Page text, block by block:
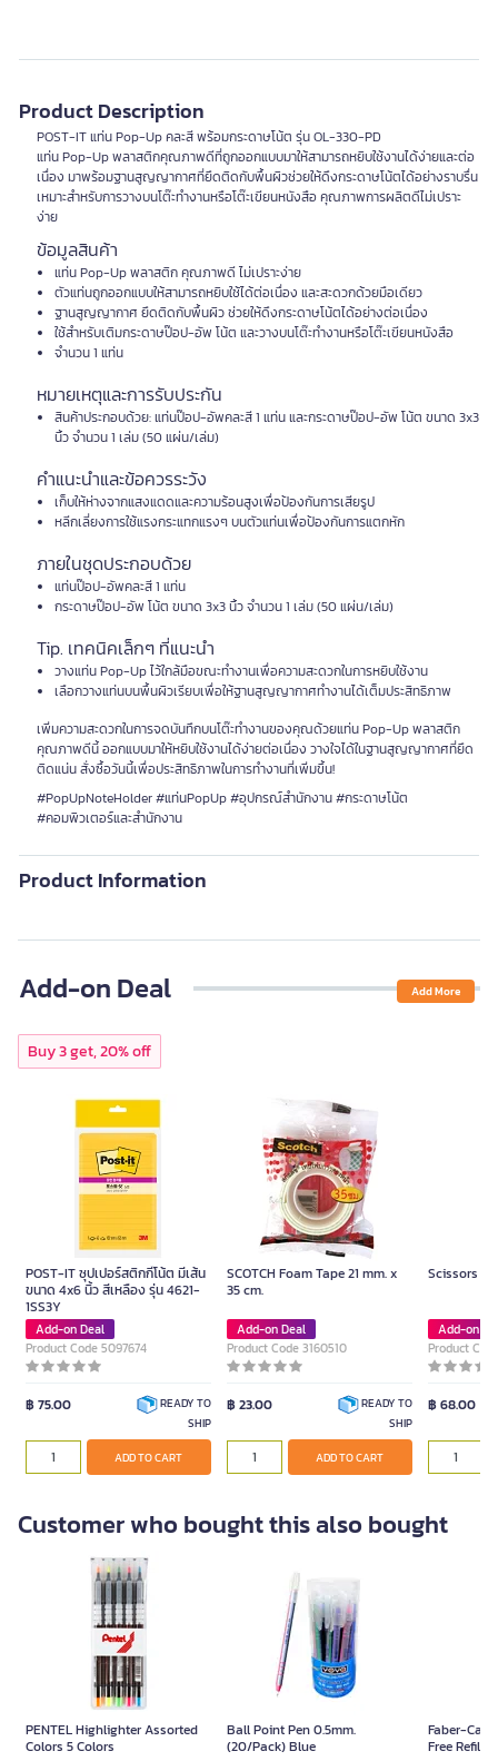
Product Description
POST-IT แท่น Pop-Up คละสี พร้อมกระดาษโน้ต รุ่น OL-330-PD
แท่น Pop-Up พลาสติกคุณภาพดีที่ถูกออกแบบมาให้สามารถหยิบใช้งานได้ง่ายและต่อ
เนื่อง มาพร้อมฐานสูญญากาศที่ยึดติดกับพื้นผิวช่วยให้ดึงกระดาษโน้ตได้อย่างราบรื่น
เหมาะสำหรับการวางบนโต๊ะทำงานหรือโต๊ะเขียนหนังสือ คุณภาพการผลิตดีไม่เปราะ
ง่าย
ข้อมูลสินค้า
แท่น Pop-Up พลาสติก คุณภาพดี ไม่เปราะง่าย
ตัวแท่นถูกออกแบบให้สามารถหยิบใช้ได้ต่อเนื่อง และสะดวกด้วยมือเดียว
ฐานสูญญากาศ ยึดติดกับพื้นผิว ช่วยให้ดึงกระดาษโน้ตได้อย่างต่อเนื่อง
ใช้สำหรับเติมกระดาษป๊อป-อัพ โน้ต และวางบนโต๊ะทำงานหรือโต๊ะเขียนหนังสือ
จำนวน 1 แท่น
หมายเหตุและการรับประกัน
สินค้าประกอบด้วย: แท่นป๊อป-อัพคละสี 1 แท่น และกระดาษป๊อป-อัพ โน้ต ขนาด 3x3
นิ้ว จำนวน 1 เล่ม (50 แผ่น/เล่ม)
คำแนะนำและข้อควรระวัง
เก็บให้ห่างจากแสงแดดและความร้อนสูงเพื่อป้องกันการเสียรูป
หลีกเลี่ยงการใช้แรงกระแทกแรงๆ บนตัวแท่นเพื่อป้องกันการแตกหัก
ภายในชุดประกอบด้วย
แท่นป๊อป-อัพคละสี 1 แท่น
กระดาษป๊อป-อัพ โน้ต ขนาด 3x3 นิ้ว จำนวน 1 เล่ม (50 แผ่น/เล่ม)
Tip. เทคนิคเล็กๆ ที่แนะนำ
วางแท่น Pop-Up ไว้ใกล้มือขณะทำงานเพื่อความสะดวกในการหยิบใช้งาน
เลือกวางแท่นบนพื้นผิวเรียบเพื่อให้ฐานสูญญากาศทำงานได้เต็มประสิทธิภาพ
เพิ่มความสะดวกในการจดบันทึกบนโต๊ะทำงานของคุณด้วยแท่น Pop-Up พลาสติก
คุณภาพดีนี้ ออกแบบมาให้หยิบใช้งานได้ง่ายต่อเนื่อง วางใจได้ในฐานสูญญากาศที่ยึด
ติดแน่น สั่งซื้อวันนี้เพื่อประสิทธิภาพในการทำงานที่เพิ่มขึ้น!
#PopUpNoteHolder #แท่นPopUp #อุปกรณ์สำนักงาน #กระดาษโน้ต
#คอมพิวเตอร์และสำนักงาน
Product Information
Add-on Deal Add More
Buy 3 get, 20% off
POST-IT ซุปเปอร์สติกกี้โน้ต มีเส้น
ขนาด 4x6 นิ้ว สีเหลือง รุ่น 4621-
1SS3Y
Add-on Deal
Product Code 5097674
฿ 75.00
READY TO
SHIP
ADD TO CART
SCOTCH Foam Tape 21 mm. x
35 cm.
Add-on Deal
Product Code 3160510
฿ 23.00
READY TO
SHIP
ADD TO CART
Scissors 7
Add-on
Product
฿ 68.00
Customer who bought this also bought
PENTEL Highlighter Assorted
Colors 5 Colors
Ball Point Pen 0.5mm.
(20/Pack) Blue
Faber-
Free Refill